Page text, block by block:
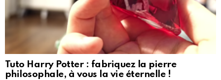
Tuto Harry Potter : fabriquez la pierre
philosophale, à vous la vie éternelle !